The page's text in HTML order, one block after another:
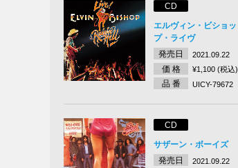
CD
エルヴィン・ビショッ
プ・ライヴ
発売日
2021.09.22
価 格 ¥1,100 (税込)
品 番 UICY-79672
CD
サザーン・ボーイズ
発売日
2021.09.22